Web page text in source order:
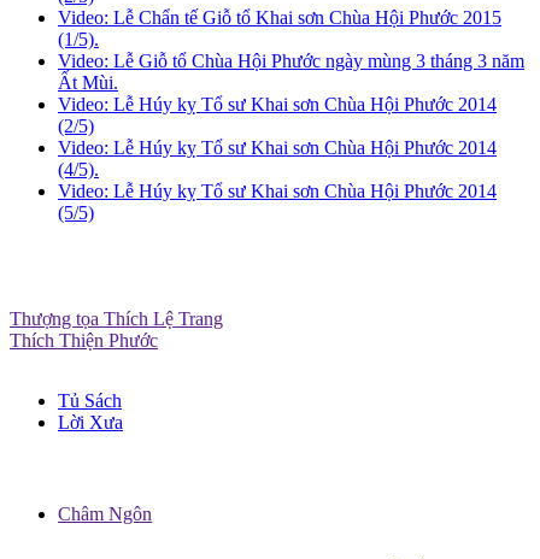
Video: Lễ Chẩn tế Giỗ tổ Khai sơn Chùa Hội Phước 2015
(1/5).
Video: Lễ Giỗ tổ Chùa Hội Phước ngày mùng 3 tháng 3 năm
Ất Mùi.
Video: Lễ Húy kỵ Tổ sư Khai sơn Chùa Hội Phước 2014
(2/5)
Video: Lễ Húy kỵ Tổ sư Khai sơn Chùa Hội Phước 2014
(4/5).
Video: Lễ Húy kỵ Tổ sư Khai sơn Chùa Hội Phước 2014
(5/5)
Thượng tọa Thích Lệ Trang
Thích Thiện Phước
Tủ Sách
Lời Xưa
Châm Ngôn